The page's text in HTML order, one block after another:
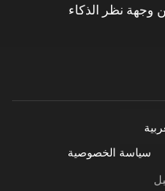
وجهة نظر الذكاء
سياسة الخصوصية